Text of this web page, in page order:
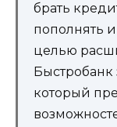
брать
пополнять
целью
Быстробанк
который